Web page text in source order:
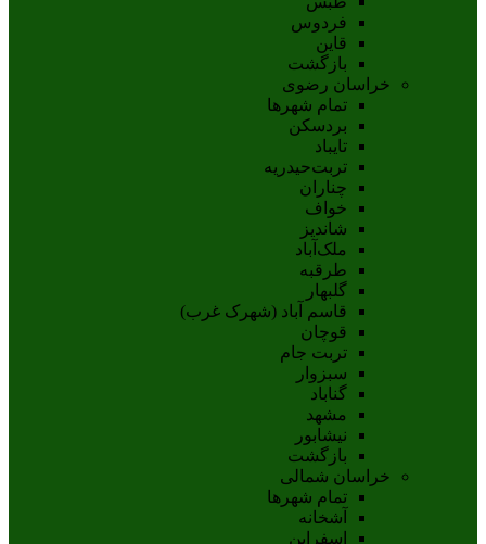
فردوس
قاين
بازگشت
خراسان رضوی
تمام شهر‌ها
بردسکن
تایباد
تربت‌حیدریه
چناران
خواف
شاندیز
ملک‌آباد
طرقبه
گلبهار
قاسم آباد (شهرک غرب)
قوچان
تربت جام
سبزوار
گناباد
مشهد
نيشابور
بازگشت
خراسان شمالی
تمام شهر‌ها
آشخانه
اسفراين